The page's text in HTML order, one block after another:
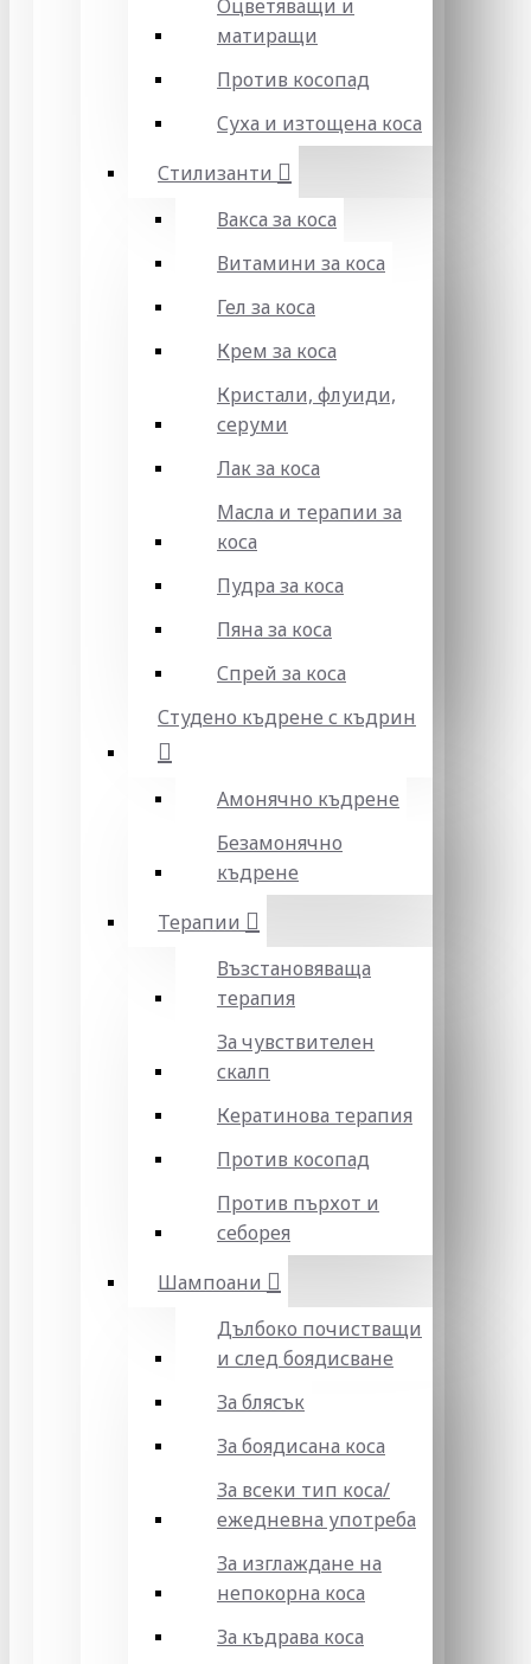
Оцветяващи и
матиращи
Против косопад
Суха и изтощена коса
Стилизанти
Вакса за коса
Витамини за коса
Гел за коса
Крем за коса
Кристали, флуиди,
серуми
Лак за коса
Масла и терапии за
коса
Пудра за коса
Пяна за коса
Спрей за коса
Студено къдрене с къдрин
Амонячно къдрене
Безамонячно
къдрене
Терапии
Възстановяваща
терапия
За чувствителен
скалп
Кератинова терапия
Против косопад
Против пърхот и
себорея
Шампоани
Дълбоко почистващи
и след боядисване
За блясък
За боядисана коса
За всеки тип коса/
ежедневна употреба
За изглаждане на
непокорна коса
За къдрава коса